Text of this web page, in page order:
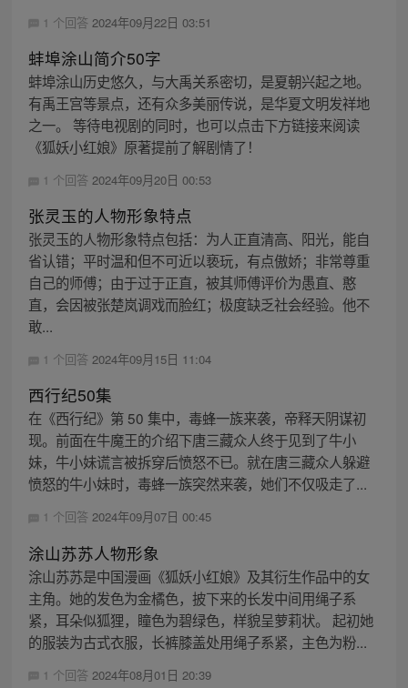
1 个回答 2024年09月22日 03:51
蚌埠涂山简介50字
蚌埠涂山历史悠久，与大禹关系密切，是夏朝兴起之地。
有禹王宫等景点，还有众多美丽传说，是华夏文明发祥地
之一。 等待电视剧的同时，也可以点击下方链接来阅读
《狐妖小红娘》原著提前了解剧情了！
1 个回答 2024年09月20日 00:53
张灵玉的人物形象特点
张灵玉的人物形象特点包括：为人正直清高、阳光，能自
省认错；平时温和但不可近以亵玩，有点傲娇；非常尊重
自己的师傅；由于过于正直，被其师傅评价为愚直、憨
直，会因被张楚岚调戏而脸红；极度缺乏社会经验。他不
敢...
1 个回答 2024年09月15日 11:04
西行纪50集
在《西行纪》第 50 集中，毒蜂一族来袭，帝释天阴谋初
现。前面在牛魔王的介绍下唐三藏众人终于见到了牛小
妹，牛小妹谎言被拆穿后愤怒不已。就在唐三藏众人躲避
愤怒的牛小妹时，毒蜂一族突然来袭，她们不仅吸走了...
1 个回答 2024年09月07日 00:45
涂山苏苏人物形象
涂山苏苏是中国漫画《狐妖小红娘》及其衍生作品中的女
主角。她的发色为金橘色，披下来的长发中间用绳子系
紧，耳朵似狐狸，瞳色为碧绿色，样貌呈萝莉状。 起初她
的服装为古式衣服，长裤膝盖处用绳子系紧，主色为粉...
1 个回答 2024年08月01日 20:39